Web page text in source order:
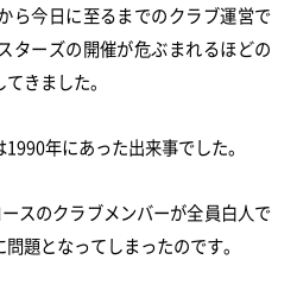
ら今日に至るまでのクラブ運営で
ターズの開催が危ぶまれるほどの
きました。
年にあった出来事でした。
スのクラブメンバーが全員白人で
題となってしまったのです。